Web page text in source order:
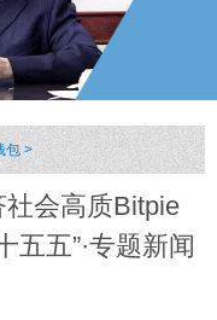
包 >
会高质Bitpie
五五”·专题新闻